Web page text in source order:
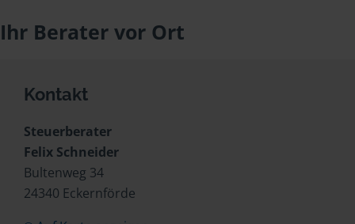
Ihr Berater vor Ort
Kontakt
Steuerberater
Felix Schneider
Bultenweg 34
24340 Eckernförde